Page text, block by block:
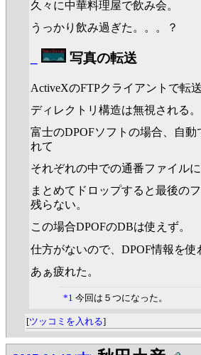
久々に中華料理屋で飲み会。
うっかり飲み過ぎた。。。？
写真の転送
ActiveXのFTPクライアントで転
ディレクトリ構造は無視される。
富士のDPOFソフトの場合、自動
れて
それぞれの中での通番ファイルに
まとめてドロップすると最後の
残らない。
この場合DPOFのDBは使えず。
仕方がないので、DPOF情報を使
あぁ疲れた。
*1 今回は５つになった。
[ツッコミを入れる]